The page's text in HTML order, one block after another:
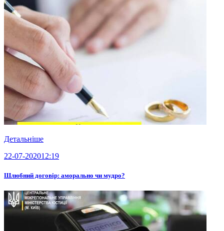
Детальніше
22-07-202012:19
Шлюбний договір: аморально чи мудро?